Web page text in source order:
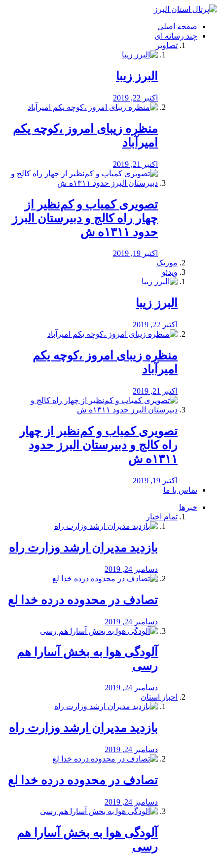
فصد
شرق
تهران
خشکشویی
صفحه اصلی
چند رسانه ای
تصاویر
البرز زیبا
اکتبر 22, 2019
منظره‌‌ زیبای امروز ،کوچه یکم
امیرآباد
اکتبر 21, 2019
️تصویری کمیاب و کم‌نظیر از
چهار راه كالج و دبيرستان البرز
حدود ۱۳۱۱ه ش
اکتبر 19, 2019
موزیک
ویدئو
البرز زیبا
اکتبر 22, 2019
منظره‌‌ زیبای امروز ،کوچه یکم
امیرآباد
اکتبر 21, 2019
️تصویری کمیاب و کم‌نظیر از چهار
راه كالج و دبيرستان البرز حدود
۱۳۱۱ه ش
اکتبر 19, 2019
تماس با ما
خبرها
تمام اخبار
بازدید مدیران ارشد وزارت راه
دسامبر 24, 2019
تصادف در محدوده درده خدا لع
دسامبر 24, 2019
آلودگی هوا به بخش آسارا هم
رسی
دسامبر 24, 2019
اخبار استان
بازدید مدیران ارشد وزارت راه
دسامبر 24, 2019
تصادف در محدوده درده خدا لع
دسامبر 24, 2019
آلودگی هوا به بخش آسارا هم
رسی